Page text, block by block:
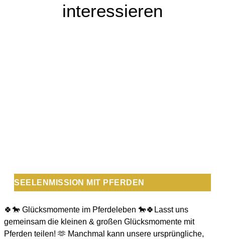
interessieren
SEELENMISSION MIT PFERDEN
🍀🐎 Glücksmomente im Pferdeleben 🐎🍀Lasst uns
gemeinsam die kleinen & großen Glücksmomente mit
Pferden teilen! 🫶 Manchmal kann unsere ursprüngliche,